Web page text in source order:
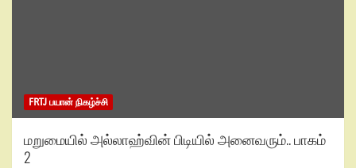
FRTJ பயான் நிகழ்ச்சி
மறுமையில் அல்லாஹ்வின் பிடியில் அனைவரும்.. பாகம்
2